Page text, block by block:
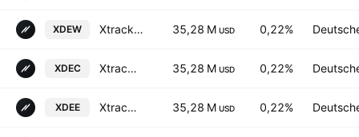
XDEW Xtrackers S&P 500 Equal Weight UCITS ETF 35,28 M USD 0,22%
XDEC Xtrackers S&P 500 Equal Weight UCITS ETF Accum Shs -3C- CHF 35,28 M USD 0,22%
XDEE Xtrackers S&P 500 Equal Weight UCITS ETF 35,28 M USD 0,22%